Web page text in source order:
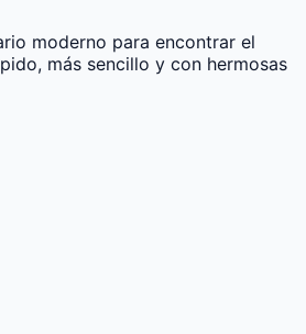
moderno para encontrar el
más sencillo y con hermosas